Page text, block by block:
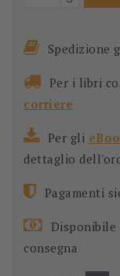
Spedizione
Per i libri
corriere
Per gli
dettaglio
Pagamenti
Disponibile
consegna